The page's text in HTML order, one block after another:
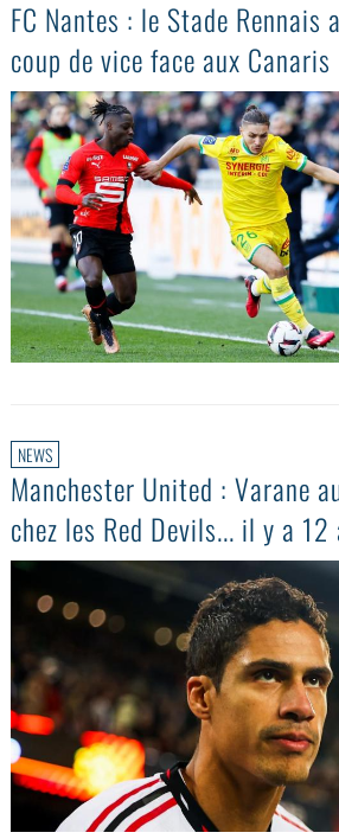
FC Nantes : le Stade Rennais
coup de vice face aux Canaris
NEWS
Manchester United : Varane
chez les Red Devils... il y a 12